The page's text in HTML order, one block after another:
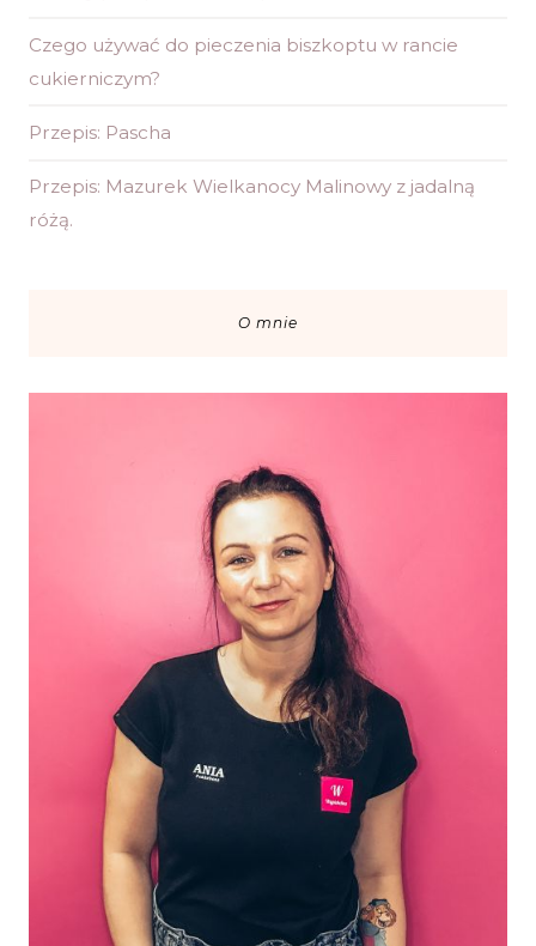
Czego używać do pieczenia biszkoptu w rancie
cukierniczym?
Przepis: Pascha
Przepis: Mazurek Wielkanocy Malinowy z jadalną
różą.
O mnie